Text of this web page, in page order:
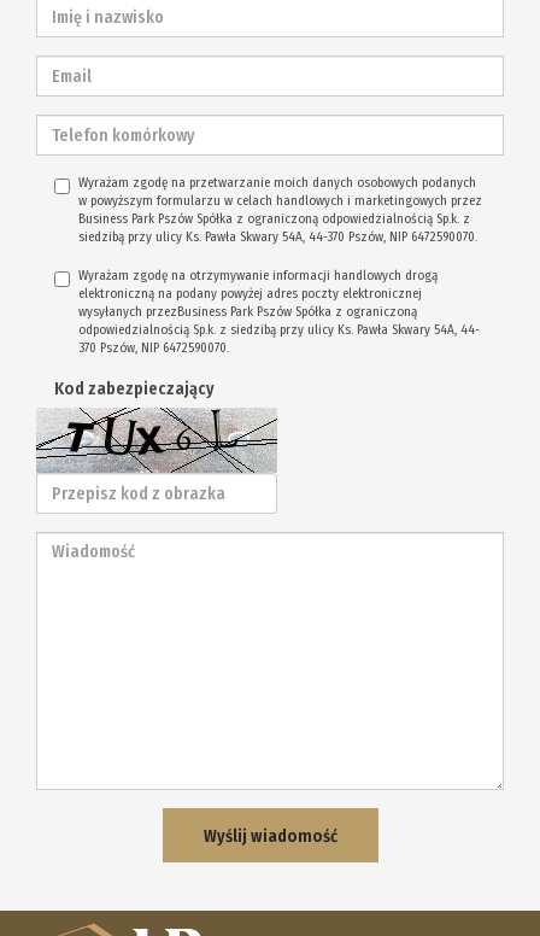
Wyrażam zgodę na przetwarzanie moich danych osobowych podanych
w powyższym formularzu w celach handlowych i marketingowych przez
Business Park Pszów Spółka z ograniczoną odpowiedzialnością Sp.k. z
siedzibą przy ulicy Ks. Pawła Skwary 54A, 44-370 Pszów, NIP 6472590070.
Wyrażam zgodę na otrzymywanie informacji handlowych drogą
elektroniczną na podany powyżej adres poczty elektronicznej
wysyłanych przezBusiness Park Pszów Spółka z ograniczoną
odpowiedzialnością Sp.k. z siedzibą przy ulicy Ks. Pawła Skwary 54A, 44-
370 Pszów, NIP 6472590070.
Kod zabezpieczający